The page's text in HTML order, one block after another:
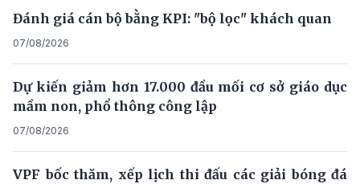
Đánh giá cán bộ bằng KPI: "bộ lọc" khách quan
07/08/2026
Dự kiến giảm hơn 17.000 đầu mối cơ sở giáo dục
mầm non, phổ thông công lập
07/08/2026
VPF bốc thăm, xếp lịch thi đấu các giải bóng đá